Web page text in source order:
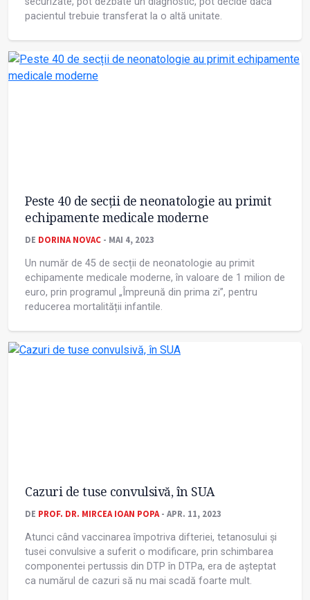
pacientul trebuie transferat la o altă unitate.
Peste 40 de secții de neonatologie au primit
echipamente medicale moderne
DE DORINA NOVAC - MAI 4, 2023
Un număr de 45 de secții de neonatologie au primit
echipamente medicale moderne, în valoare de 1 milion de
euro, prin programul „Împreună din prima zi”, pentru
reducerea mortalității infantile.
Cazuri de tuse convulsivă, în SUA
DE PROF. DR. MIRCEA IOAN POPA- APR. 11, 2023
Atunci când vaccinarea împotriva difteriei, tetanosului și
tusei convulsive a suferit o modificare, prin schimbarea
componentei pertussis din DTP în DTPa, era de așteptat
ca numărul de cazuri să nu mai scadă foarte mult.